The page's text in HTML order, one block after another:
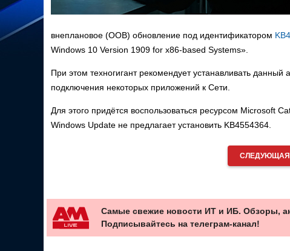
внеплановое (OOB) обновление под идентификатором
Windows 10 Version 1909 for x86-based Systems».
При этом техногигант рекомендует устанавливать
подключения некоторых приложений к Сети.
Для этого придётся воспользоваться ресурсом Microsoft
Windows Update не предлагает установить KB4554364.
СЛЕДУЮЩАЯ
Самые свежие новости ИТ и ИБ. Обзоры,
Подписывайтесь на телеграм-канал!